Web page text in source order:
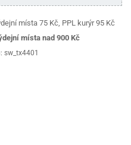
místa 75 Kč, PPL kurýr 95 Kč
místa nad 900 Kč
sw_tx4401